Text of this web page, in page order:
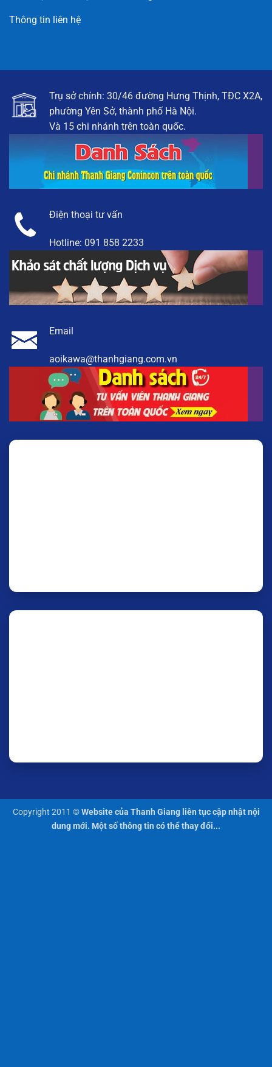
Thông tin liên hệ
Trụ sở chính: 30/46 đường Hưng Thịnh, TĐC X2A,
phường Yên Sở, thành phố Hà Nội.
Và 15 chi nhánh trên toàn quốc.
Điện thoại tư vấn
Hotline: 091 858 2233
Email
aoikawa@thanhgiang.com.vn
Copyright 2011 ©Website của Thanh Giang liên tục cập nhật nội
dung mới. Một số thông tin có thể thay đổi...